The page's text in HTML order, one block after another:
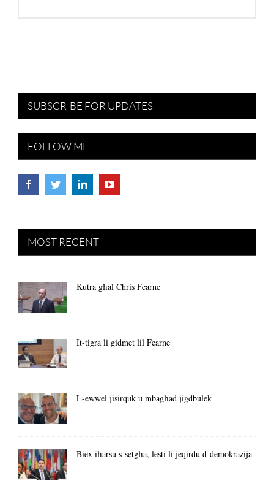
SUBSCRIBE FOR UPDATES
FOLLOW ME
MOST RECENT
Kutra għal Chris Fearne
It-tigra li gidmet lil Fearne
L-ewwel jisirquk u mbagħad jigdbulek
Biex iħarsu s-setgħa, lesti li jeqirdu d-demokrazija